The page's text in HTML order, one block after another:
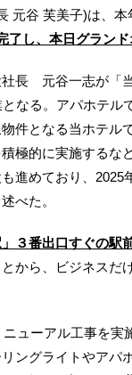
元谷 芙美子)は、
し、本日グランド
元谷一志が「
なる。アパホテ
件となる当ホテ
極的に実施する
進めており、
べた。
３番出口すぐの駅前
から、ビジネスだ
ューアル工事を実
ングライトやアパ